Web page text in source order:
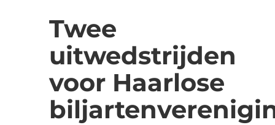
Twee
uitwedstrijden
voor Haarlose